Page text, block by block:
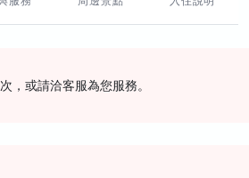
，或請洽客服為您服務。